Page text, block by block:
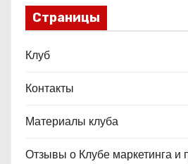
Страницы
Клуб
Контакты
Материалы клуба
Отзывы о Клубе маркетинга и